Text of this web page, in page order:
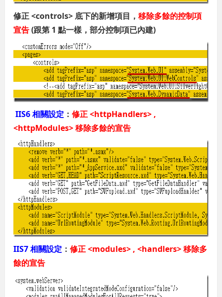
修正 <controls> 底下的新增項目，移除多餘的控制項
宣告(跟第 1 點一樣，部分控制項已內建)
IIS6 相關設定 ：修正 <httpHandlers> ,
<httpModules> 移除多餘的宣告
IIS7 相關設定 ：修正 <modules> , <handlers> 移除多
餘的宣告